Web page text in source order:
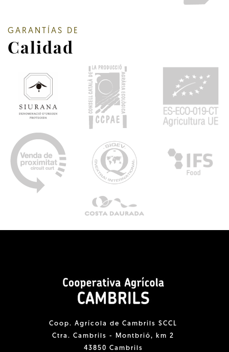
GARANTÍAS DE
Calidad
Coop. Agrícola de Cambrils SCCL
Ctra. Cambrils - Montbrió, km 2
43850 Cambrils